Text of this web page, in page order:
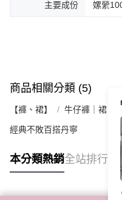
主要成份 嫘縈
商品相關分類 (5)
【褲、裙】 牛仔褲｜裙
經典不敗百搭丹寧
本分類熱銷全站排行